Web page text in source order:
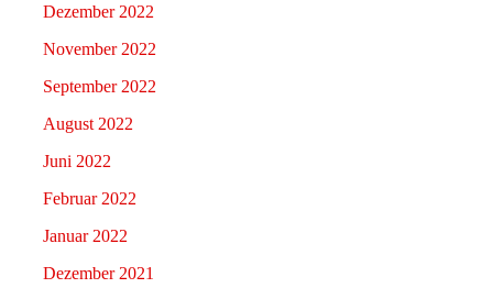
Dezember 2022
November 2022
September 2022
August 2022
Juni 2022
Februar 2022
Januar 2022
Dezember 2021